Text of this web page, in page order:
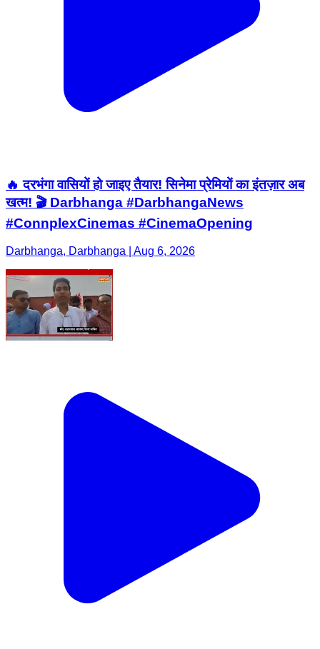
🔥 दरभंगा वासियों हो जाइए तैयार! सिनेमा प्रेमियों का इंतज़ार अब
खत्म! 🎬 Darbhanga #DarbhangaNews
#ConnplexCinemas #CinemaOpening
Darbhanga, Darbhanga | Aug 6, 2026